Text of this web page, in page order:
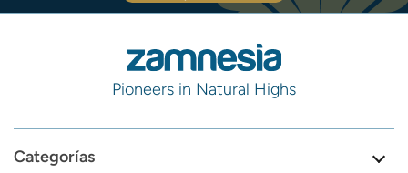
Pioneers in Natural Highs
Categorías